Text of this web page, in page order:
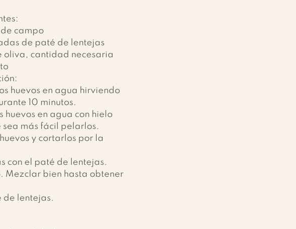
campo
de paté de lentejas
oliva, cantidad necesaria
huevos en agua hirviendo
10 minutos.
huevos en agua con hielo
sea más fácil pelarlos.
y cortarlos por la
con el paté de lentejas.
Mezclar bien hasta obtener
de lentejas.